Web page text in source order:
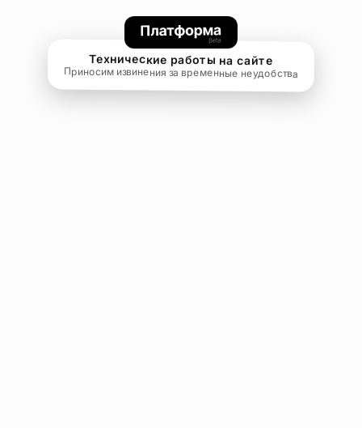
Технические работы на сайте
Приносим извинения за временные неудобства